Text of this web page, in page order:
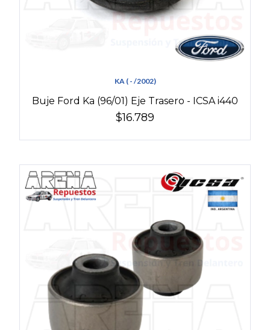
KA ( - /2002)
Buje Ford Ka (96/01) Eje Trasero - ICSA i440
$16.789